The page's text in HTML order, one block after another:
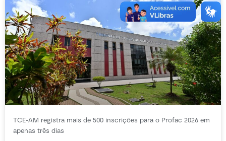
TCE-AM registra mais de 500 inscrições para o Profac 2026 em
apenas três dias